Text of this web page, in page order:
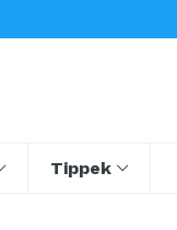
Tippek